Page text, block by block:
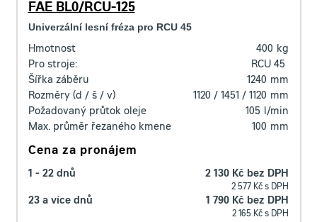
FAE BL0/RCU-125
Univerzální lesní fréza pro RCU 45
Hmotnost 400 kg
Pro stroje:
RCU 45
Šířka záběru
1240 mm
Rozměry (d / š / v)
1120 / 1451 / 1120 mm
Požadovaný průtok oleje
105 l/min
Max. průměr řezaného kmene
100 mm
Cena za pronájem
1 - 22 dnů 2 130 Kč bez DPH
2 577 Kč s DPH
23 a více dnů 1 790 Kč bez DPH
2 165 Kč s DPH